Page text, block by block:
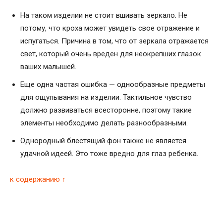
На таком изделии не стоит вшивать зеркало. Не
потому, что кроха может увидеть свое отражение и
испугаться. Причина в том, что от зеркала отражается
свет, который очень вреден для неокрепших глазок
ваших малышей.
Еще одна частая ошибка — однообразные предметы
для ощупывания на изделии. Тактильное чувство
должно развиваться всесторонне, поэтому такие
элементы необходимо делать разнообразными.
Однородный блестящий фон также не является
удачной идеей. Это тоже вредно для глаз ребенка.
к содержанию ↑